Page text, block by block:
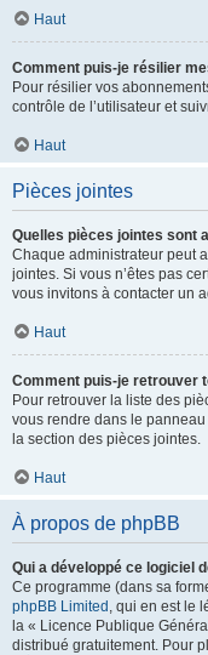
Haut
Comment puis-je résilier
Pour résilier vos
contrôle de l’utilisateur et
Haut
Pièces jointes
Quelles pièces jointes sont
Chaque administrateur peut
jointes. Si vous n’êtes pas
vous invitons à contacter un
Haut
Comment puis-je retrouver
Pour retrouver la liste des
vous rendre dans le
la section des pièces jointes.
Haut
À propos de phpBB
Qui a développé ce logiciel
Ce programme (dans sa
phpBB Limited , qui en est le
la « Licence Publique
distribué gratuitement. Pour